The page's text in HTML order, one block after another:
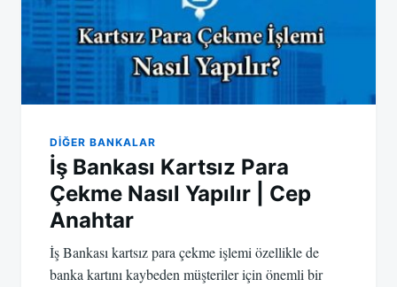
DIĞER BANKALAR
İş Bankası Kartsız Para
Çekme Nasıl Yapılır | Cep
Anahtar
İş Bankası kartsız para çekme işlemi özellikle de
banka kartını kaybeden müşteriler için önemli bir